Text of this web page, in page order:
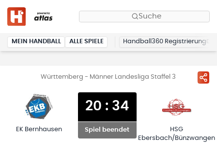
Suche
MEIN HANDBALL ALLE SPIELE Handball360 Registrierung
Württemberg - Männer Landesliga Staffel 3
EK Bernhausen
20 : 34
Spiel beendet
HSG
Ebersbach/Bünzwangen